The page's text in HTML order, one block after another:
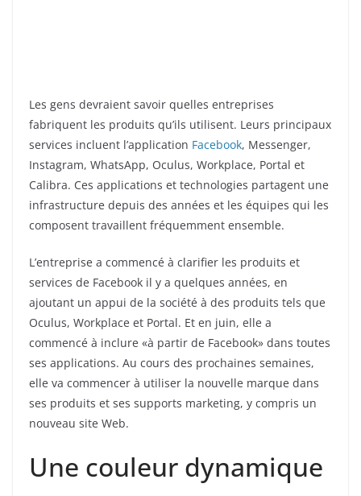
Les gens devraient savoir quelles entreprises
fabriquent les produits qu’ils utilisent. Leurs principaux
services incluent l’application Facebook, Messenger,
Instagram, WhatsApp, Oculus, Workplace, Portal et
Calibra. Ces applications et technologies partagent une
infrastructure depuis des années et les équipes qui les
composent travaillent fréquemment ensemble.
L’entreprise a commencé à clarifier les produits et
services de Facebook il y a quelques années, en
ajoutant un appui de la société à des produits tels que
Oculus, Workplace et Portal. Et en juin, elle a
commencé à inclure «à partir de Facebook» dans toutes
ses applications. Au cours des prochaines semaines,
elle va commencer à utiliser la nouvelle marque dans
ses produits et ses supports marketing, y compris un
nouveau site Web.
Une couleur dynamique